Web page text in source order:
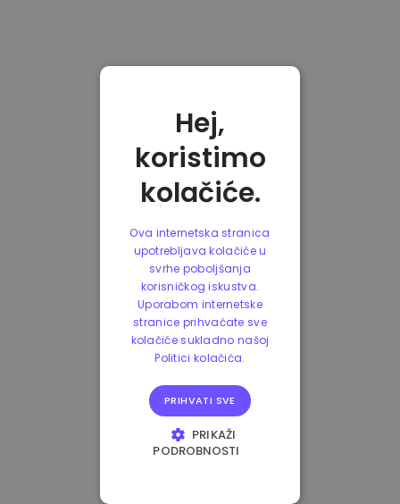
Hej,
koristimo
kolačiće.
Ova internetska stranica
upotrebljava kolačiće u
svrhe poboljšanja
korisničkog iskustva.
Uporabom internetske
stranice prihvaćate sve
kolačiće sukladno našoj
Politici kolačića.
PRIHVATI SVE
PRIKAŽI
PODROBNOSTI